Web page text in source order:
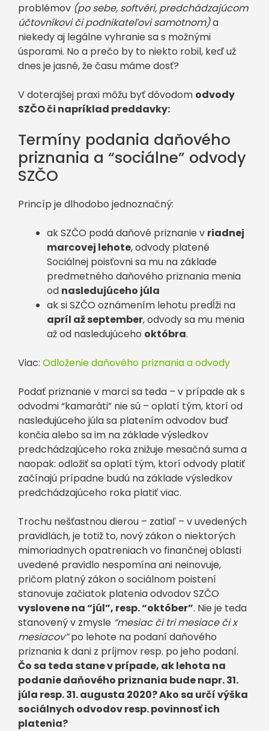
problémov (po sebe, softvéri, predchádzajúcom
účtovníkovi či podnikateľovi samotnom)a
niekedy aj legálne vyhranie sa s možnými
úsporami. No a prečo by to niekto robil, keď už
dnes je jasné, že času máme dosť?
V doterajšej praxi môžu byť dôvodom odvody
SZČO či napríklad preddavky:
Termíny podania daňového
priznania a “sociálne” odvody
SZČO
Princíp je dlhodobo jednoznačný:
ak SZČO podá daňové priznanie v riadnej
marcovej lehote, odvody platené
Sociálnej poisťovni sa mu na základe
predmetného daňového priznania menia
od nasledujúceho júla
ak si SZČO oznámením lehotu predĺži na
apríl až september, odvody sa mu menia
až od nasledujúceho októbra.
Viac: Odloženie daňového priznania a odvody
Podať priznanie v marci sa teda – v prípade ak s
odvodmi “kamaráti” nie sú – oplatí tým, ktorí od
nasledujúceho júla sa platením odvodov buď
končia alebo sa im na základe výsledkov
predchádzajúceho roka znižuje mesačná suma a
naopak: odložiť sa oplatí tým, ktorí odvody platiť
začínajú prípadne budú na základe výsledkov
predchádzajúceho roka platiť viac.
Trochu nešťastnou dierou – zatiaľ – v uvedených
pravidlách, je totiž to, nový zákon o niektorých
mimoriadnych opatreniach vo finančnej oblasti
uvedené pravidlo nespomína ani neinovuje,
pričom platný zákon o sociálnom poistení
stanovuje začiatok platenia odvodov SZČO
vyslovene na “júl”, resp. “október”. Nie je teda
stanovený v zmysle “mesiac či tri mesiace či x
mesiacov”po lehote na podaní daňového
priznania k dani z príjmov resp. po jeho podaní.
Čo sa teda stane v prípade, ak lehota na
podanie daňového priznania bude napr. 31.
júla resp. 31. augusta 2020? Ako sa určí výška
sociálnych odvodov resp. povinnosť ich
platenia?